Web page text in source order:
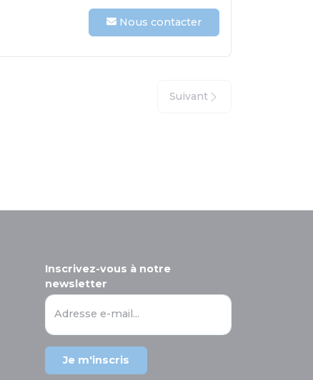
Nous contacter
Suivant
Inscrivez-vous à notre
newsletter
Adresse e-mail...
Je m'inscris